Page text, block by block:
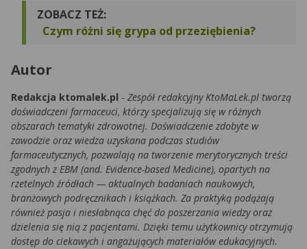
ZOBACZ TEŻ:
Czym różni się grypa od przeziębienia?
Autor
Redakcja ktomalek.pl - Zespół redakcyjny KtoMaLek.pl tworzą
doświadczeni farmaceuci, którzy specjalizują się w różnych
obszarach tematyki zdrowotnej. Doświadczenie zdobyte w
zawodzie oraz wiedza uzyskana podczas studiów
farmaceutycznych, pozwalają na tworzenie merytorycznych treści
zgodnych z EBM (and. Evidence-based Medicine), opartych na
rzetelnych źródłach — aktualnych badaniach naukowych,
branżowych podręcznikach i książkach. Za praktyką podążają
również pasja i niesłabnąca chęć do poszerzania wiedzy oraz
dzielenia się nią z pacjentami. Dzięki temu użytkownicy otrzymują
dostęp do ciekawych i angażujących materiałów edukacyjnych.